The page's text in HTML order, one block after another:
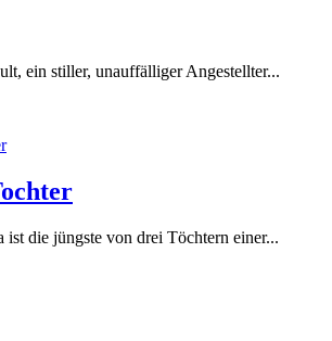
ein stiller, unauffälliger Angestellter...
ist die jüngste von drei Töchtern einer...